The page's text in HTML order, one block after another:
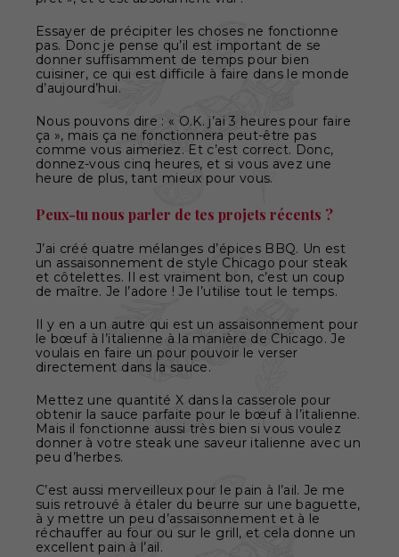
Essayer de précipiter les choses ne fonctionne
pas. Donc je pense qu’il est important de se
donner suffisamment de temps pour bien
cuisiner, ce qui est difficile à faire dans le monde
d’aujourd’hui.
Nous pouvons dire : « O.K. j’ai 3 heures pour faire
ça », mais ça ne fonctionnera peut-être pas
comme vous aimeriez. Et c’est correct. Donc,
donnez-vous cinq heures, et si vous avez une
heure de plus, tant mieux pour vous.
Peux-tu nous parler de tes projets récents ?
J’ai créé quatre mélanges d’épices BBQ. Un est
un assaisonnement de style Chicago pour steak
et côtelettes. Il est vraiment bon, c’est un coup
de maître. Je l’adore ! Je l’utilise tout le temps.
Il y en a un autre qui est un assaisonnement pour
le bœuf à l’italienne à la manière de Chicago. Je
voulais en faire un pour pouvoir le verser
directement dans la sauce.
Mettez une quantité X dans la casserole pour
obtenir la sauce parfaite pour le bœuf à l’italienne.
Mais il fonctionne aussi très bien si vous voulez
donner à votre steak une saveur italienne avec un
peu d’herbes.
C’est aussi merveilleux pour le pain à l’ail. Je me
suis retrouvé à étaler du beurre sur une baguette,
à y mettre un peu d’assaisonnement et à le
réchauffer au four ou sur le grill, et cela donne un
excellent pain à l’ail.